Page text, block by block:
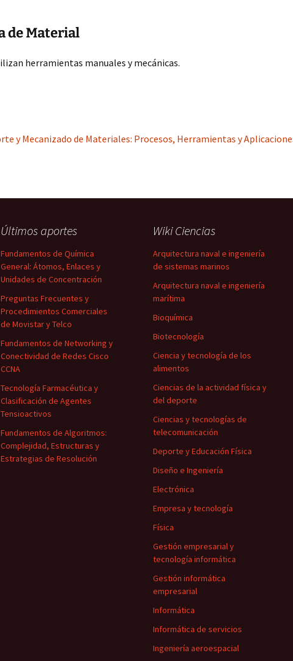
de Material
herramientas manuales y mecánicas.
y Mecanizado de Materiales: Procesos, Herramientas y
Últimos aportes
Fundamentos de Química
General: Átomos, Enlaces y
Unidades de Concentración
Preguntas Frecuentes y
Procedimientos Comerciales
de Movistar y Telco
Fundamentos de Networking y
Conectividad de Redes Cisco
CCNA
Tecnología Farmacéutica y
Clasificación de Agentes
Tensioactivos
Fundamentos de Algoritmos:
Complejidad, Estructuras y
Estrategias de Resolución
Wiki Ciencias
Arquitectura naval e ingeniería
de sistemas marinos
Arquitectura naval e ingeniería
marítima
Bioquímica
Biotecnología
Ciencia y tecnología de los
alimentos
Ciencias de la actividad física y
del deporte
Ciencias y tecnologías de
telecomunicación
Deporte y Educación Física
Diseño e Ingeniería
Electrónica
Empresa y tecnología
Física
Gestión empresarial y
tecnología informática
Gestión informática
empresarial
Informática
Informática de servicios
Ingeniería aeroespacial